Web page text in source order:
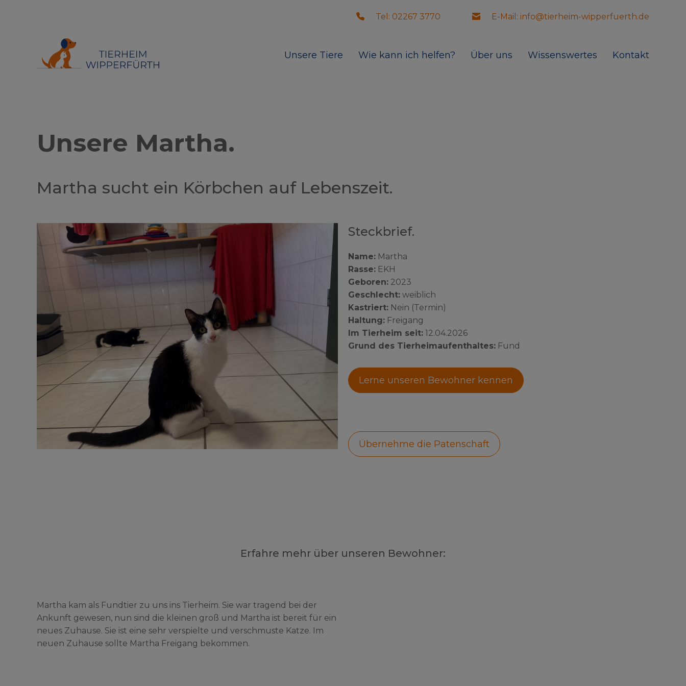
Tel: 02267 3770 E-Mail: info@tierheim-wipperfuerth.de
Unsere Tiere Wie kann ich helfen? Über uns Wissenswertes Kontakt
Unsere Martha.
Martha sucht ein Körbchen auf Lebenszeit.
Steckbrief.
Name: Martha
Rasse: EKH
Geboren: 2023
Geschlecht: weiblich
Kastriert: Nein (Termin)
Haltung: Freigang
Im Tierheim seit: 12.04.2026
Grund des Tierheimaufenthaltes: Fund
Lerne unseren Bewohner kennen
Übernehme die Patenschaft
Erfahre mehr über unseren Bewohner:
Martha kam als Fundtier zu uns ins Tierheim. Sie war tragend bei der
Ankunft gewesen, nun sind die kleinen groß und Martha ist bereit für ein
neues Zuhause. Sie ist eine sehr verspielte und verschmuste Katze. Im
neuen Zuhause sollte Martha Freigang bekommen.